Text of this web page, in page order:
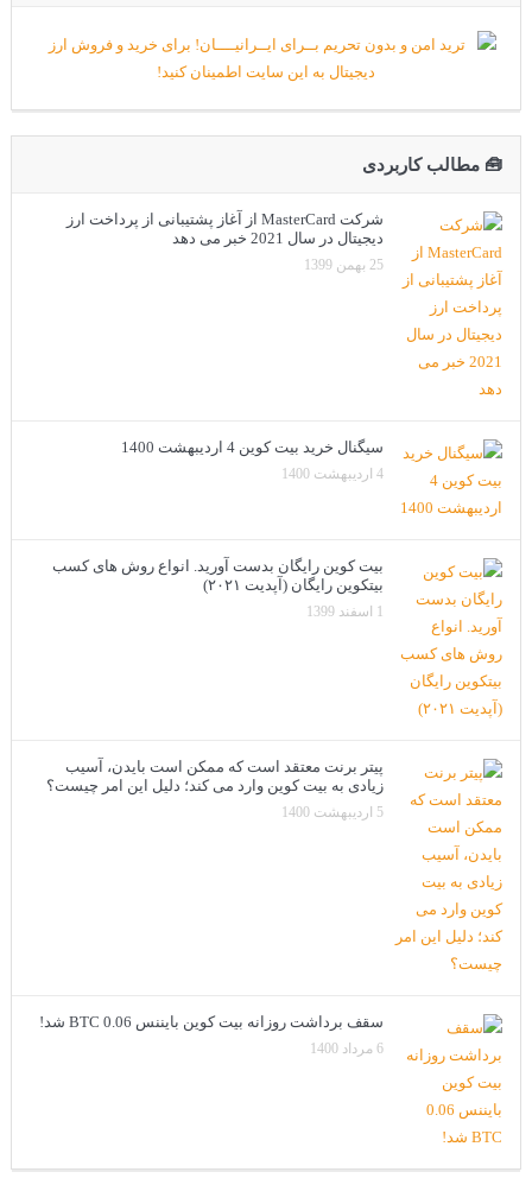
🧰 مطالب کاربردی
شرکت MasterCard از آغاز پشتیبانی از پرداخت ارز
دیجیتال در سال 2021 خبر می دهد
25 بهمن 1399
سیگنال خرید بیت کوین 4 اردیبهشت 1400
4 اردیبهشت 1400
بیت کوین رایگان بدست آورید. انواع روش های کسب
بیتکوین رایگان (آپدیت ۲۰۲۱)
1 اسفند 1399
پیتر برنت معتقد است که ممکن است بایدن، آسیب
زیادی به بیت کوین وارد می کند؛ دلیل این امر چیست؟
5 اردیبهشت 1400
سقف برداشت روزانه بیت کوین بایننس 0.06 BTC شد!
6 مرداد 1400